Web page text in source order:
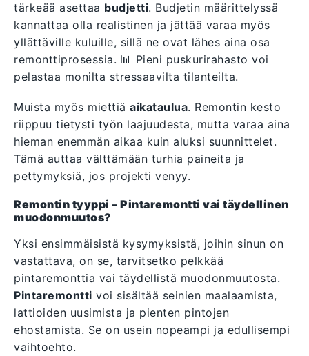
tärkeää asettaa budjetti. Budjetin määrittelyssä
kannattaa olla realistinen ja jättää varaa myös
yllättäville kuluille, sillä ne ovat lähes aina osa
remonttiprosessia. 📊 Pieni puskurirahasto voi
pelastaa monilta stressaavilta tilanteilta.
Muista myös miettiä aikataulua. Remontin kesto
riippuu tietysti työn laajuudesta, mutta varaa aina
hieman enemmän aikaa kuin aluksi suunnittelet.
Tämä auttaa välttämään turhia paineita ja
pettymyksiä, jos projekti venyy.
Remontin tyyppi – Pintaremontti vai täydellinen
muodonmuutos?
Yksi ensimmäisistä kysymyksistä, joihin sinun on
vastattava, on se, tarvitsetko pelkkää
pintaremonttia vai täydellistä muodonmuutosta.
Pintaremontti voi sisältää seinien maalaamista,
lattioiden uusimista ja pienten pintojen
ehostamista. Se on usein nopeampi ja edullisempi
vaihtoehto.